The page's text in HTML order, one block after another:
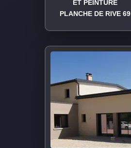
ET PEINTURE
PLANCHE DE RIVE 69